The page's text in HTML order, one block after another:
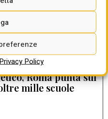
Policy
CONCLUSI O IN
Roma punta sul
mille scuole